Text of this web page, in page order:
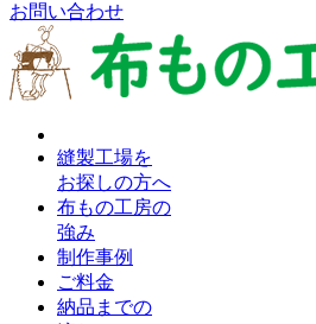
お問い合わせ
縫製工場を
お探しの方へ
布もの工房の
強み
制作事例
ご料金
納品までの